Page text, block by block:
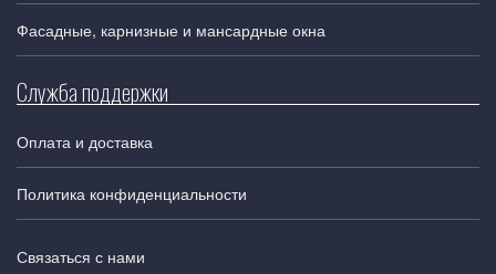
Фасадные, карнизные и мансардные окна
Служба поддержки
Оплата и доставка
Политика конфиденциальности
Связаться с нами